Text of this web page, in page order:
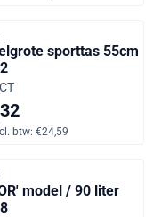
sporttas 55cm
inclusief btw:
btw: €24,59
model / 90 liter